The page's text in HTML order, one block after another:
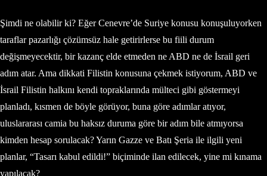
Şimdi ne olabilir ki? Eğer Cenevre’de Suriye konusu konuşuluyorken
taraflar pazarlığı çözümsüz hale getirirlerse bu fiili durum
değişmeyecektir, bir kazanç elde etmeden ne ABD ne de İsrail geri
adım atar. Ama dikkati Filistin konusuna çekmek istiyorum, ABD ve
İsrail Filistin halkını kendi topraklarında mülteci gibi göstermeyi
planladı, kısmen de böyle görüyor, buna göre adımlar atıyor,
uluslararası camia bu haksız duruma göre bir adım bile atmıyorsa
kimden hesap sorulacak? Yarın Gazze ve Batı Şeria ile ilgili yeni
planlar, “Tasarı kabul edildi!” biçiminde ilan edilecek, yine mi kınama
yapılacak?